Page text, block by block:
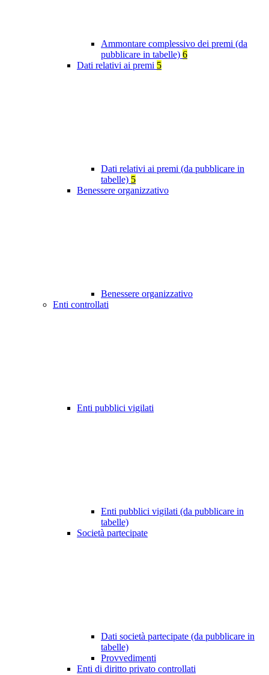
Ammontare complessivo dei premi (da
pubblicare in tabelle) 6
Dati relativi ai premi 5
Dati relativi ai premi (da pubblicare in
tabelle) 5
Benessere organizzativo
Benessere organizzativo
Enti controllati
Enti pubblici vigilati
Enti pubblici vigilati (da pubblicare in
tabelle)
Società partecipate
Dati società partecipate (da pubblicare in
tabelle)
Provvedimenti
Enti di diritto privato controllati